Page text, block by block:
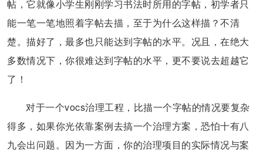
帖，它就像小学生刚刚学习书法时所用的字帖，初学者只
能一笔一笔地照着字帖去描，至于为什么这样描？不清
楚。描好了，最多也只能达到字帖的水平。况且，在绝大
多数情况下，你很难达到字帖的水平，更不要说去超越它
了！
对于一个vocs治理工程，比描一个字帖的情况要复杂
得多，如果你光依靠案例去搞一个治理方案，恐怕十有八
九会出问题。因为一方面，你的治理项目的实际情况与案